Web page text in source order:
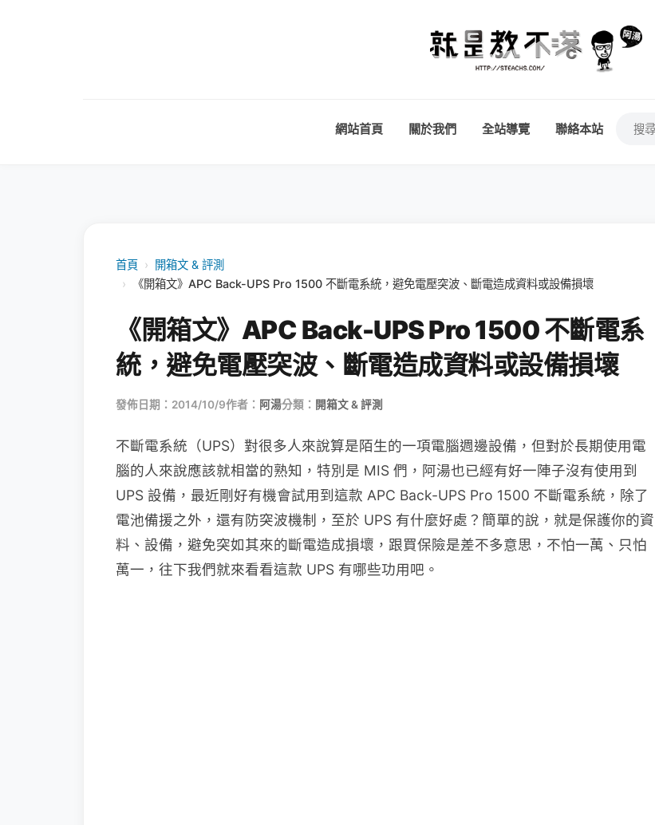
網站首頁 關於我們 全站導覽 聯絡本站
首頁 ›
開箱文 & 評測
›
《開箱文》APC Back-UPS Pro 1500 不斷電系統，避免電壓突波、斷電造成資料或設備損壞
《開箱文》APC Back-UPS Pro 1500 不斷電系
統，避免電壓突波、斷電造成資料或設備損壞
發佈日期：2014/10/9作者： 阿湯分類： 開箱文 & 評測
不斷電系統（UPS）對很多人來說算是陌生的一項電腦週邊設備，但對於長期使用電
腦的人來說應該就相當的熟知，特別是 MIS 們，阿湯也已經有好一陣子沒有使用到
UPS 設備，最近剛好有機會試用到這款 APC Back-UPS Pro 1500 不斷電系統，除了
電池備援之外，還有防突波機制，至於 UPS 有什麼好處？簡單的說，就是保護你的資
料、設備，避免突如其來的斷電造成損壞，跟買保險是差不多意思，不怕一萬、只怕
萬一，往下我們就來看看這款 UPS 有哪些功用吧。